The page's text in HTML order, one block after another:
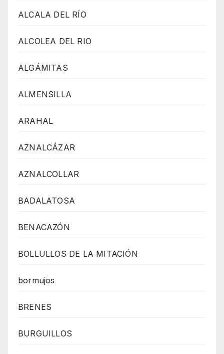
ALCALA DEL RÍO
ALCOLEA DEL RIO
ALGÁMITAS
ALMENSILLA
ARAHAL
AZNALCÁZAR
AZNALCOLLAR
BADALATOSA
BENACAZÓN
BOLLULLOS DE LA MITACIÓN
bormujos
BRENES
BURGUILLOS